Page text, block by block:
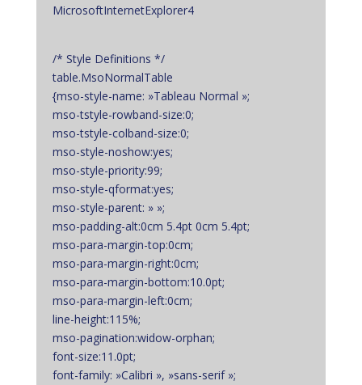
MicrosoftInternetExplorer4
/* Style Definitions */
table.MsoNormalTable
{mso-style-name: »Tableau Normal »;
mso-tstyle-rowband-size:0;
mso-tstyle-colband-size:0;
mso-style-noshow:yes;
mso-style-priority:99;
mso-style-qformat:yes;
mso-style-parent: » »;
mso-padding-alt:0cm 5.4pt 0cm 5.4pt;
mso-para-margin-top:0cm;
mso-para-margin-right:0cm;
mso-para-margin-bottom:10.0pt;
mso-para-margin-left:0cm;
line-height:115%;
mso-pagination:widow-orphan;
font-size:11.0pt;
font-family: »Calibri », »sans-serif »;